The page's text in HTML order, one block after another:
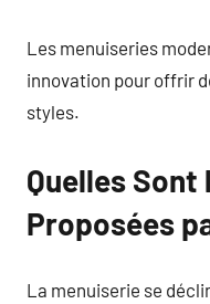
Les menuiseries
innovation pour offrir
styles.
Quelles
Proposées
La menuiserie se